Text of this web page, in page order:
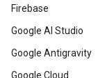
Firebase
Google AI Studio
Google Antigravity
Google Cloud